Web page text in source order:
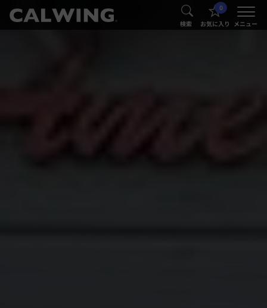
® 検索
0
お気に入り メニュー
®